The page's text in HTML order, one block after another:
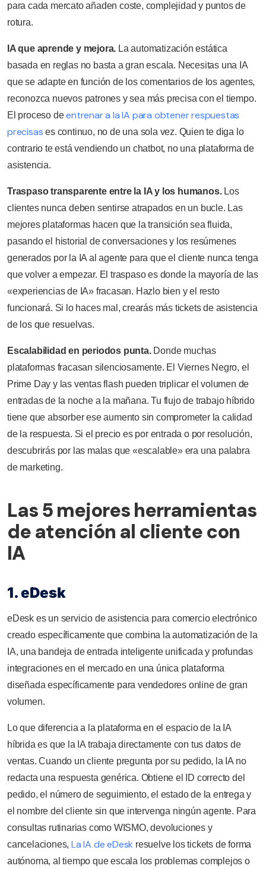
para cada mercato añaden coste, complejidad y puntos de
rotura.
IA que aprende y mejora. La automatización estática
basada en reglas no basta a gran escala. Necesitas una IA
que se adapte en función de los comentarios de los agentes,
reconozca nuevos patrones y sea más precisa con el tiempo.
El proceso deentrenar a la IA para obtener respuestas
precisas es continuo, no de una sola vez. Quien te diga lo
contrario te está vendiendo un chatbot, no una plataforma de
asistencia.
Traspaso transparente entre la IA y los humanos.Los
clientes nunca deben sentirse atrapados en un bucle. Las
mejores plataformas hacen que la transición sea fluida,
pasando el historial de conversaciones y los resúmenes
generados por la IA al agente para que el cliente nunca tenga
que volver a empezar. El traspaso es donde la mayoría de las
«experiencias de IA» fracasan. Hazlo bien y el resto
funcionará. Si lo haces mal, crearás más tickets de asistencia
de los que resuelvas.
Escalabilidad en periodos punta.Donde muchas
plataformas fracasan silenciosamente. El Viernes Negro, el
Prime Day y las ventas flash pueden triplicar el volumen de
entradas de la noche a la mañana. Tu flujo de trabajo híbrido
tiene que absorber ese aumento sin comprometer la calidad
de la respuesta. Si el precio es por entrada o por resolución,
descubrirás por las malas que «escalable» era una palabra
de marketing.
Las 5 mejores herramientas
de atención al cliente con
IA
1. eDesk
eDesk es un servicio de asistencia para comercio electrónico
creado específicamente que combina la automatización de la
IA, una bandeja de entrada inteligente unificada y profundas
integraciones en el mercado en una única plataforma
diseñada específicamente para vendedores online de gran
volumen.
Lo que diferencia a la plataforma en el espacio de la IA
híbrida es que la IA trabaja directamente con tus datos de
ventas. Cuando un cliente pregunta por su pedido, la IA no
redacta una respuesta genérica. Obtiene el ID correcto del
pedido, el número de seguimiento, el estado de la entrega y
el nombre del cliente sin que intervenga ningún agente. Para
consultas rutinarias como WISMO, devoluciones y
cancelaciones,La IA de eDesk resuelve los tickets de forma
autónoma, al tiempo que escala los problemas complejos o